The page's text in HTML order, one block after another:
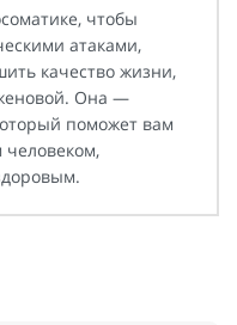
чтобы
атаками,
качество жизни,
Она —
поможет вам